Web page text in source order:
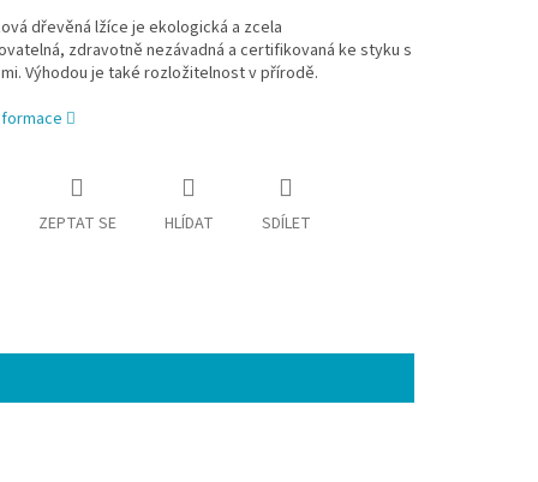
dřevěná lžíce je ekologická a zcela
zdravotně nezávadná a certifikovaná ke styku s
Výhodou je také rozložitelnost v přírodě.
ZEPTAT SE HLÍDAT SDÍLET